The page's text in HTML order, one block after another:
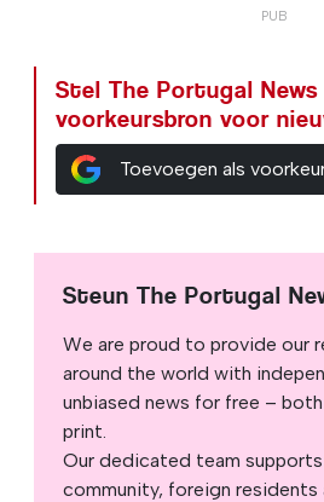
Stel The Portugal News
voorkeursbron voor
Toevoegen als
Steun The Portugal
We are proud to provide our
around the world with
unbiased news for free – both
print.
Our dedicated team
community, foreign residents